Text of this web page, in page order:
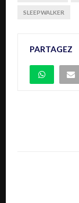
SLEEPWALKER
PARTAGEZ